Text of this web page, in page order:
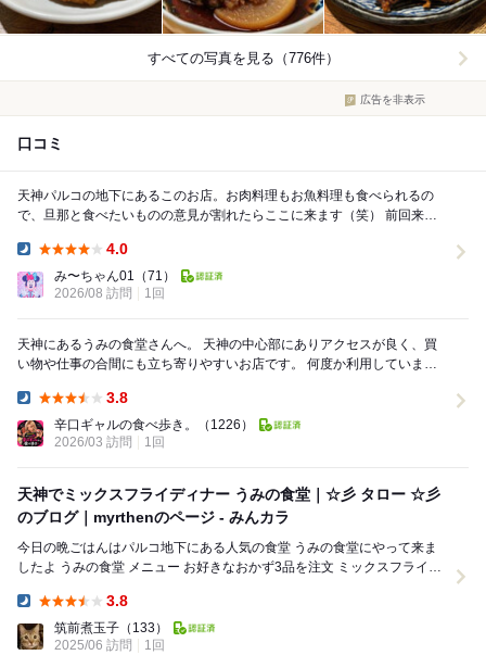
すべての写真を見る（776件）
広告を非表示
口コミ
天神パルコの地下にあるこのお店。お肉料理もお魚料理も食べられるの
で、旦那と食べたいものの意見が割れたらここに来ます（笑） 前回来た
4.0
み〜ちゃん01 （71）
2026/08 訪問
1回
天神にあるうみの食堂さんへ。 天神の中心部にありアクセスが良く、買
い物や仕事の合間にも立ち寄りやすいお店です。 何度か利用しています
3.8
辛口ギャルの食べ歩き。
（1226）
2026/03 訪問
1回
天神でミックスフライディナー うみの食堂｜☆彡 タロー ☆彡
のブログ｜myrthenのページ - みんカラ
今日の晩ごはんはパルコ地下にある人気の食堂 うみの食堂にやって来ま
したよ うみの食堂 メニュー お好きなおかず3品を注文 ミックスフライに
3.8
筑前煮玉子 （133）
2025/06 訪問
1回